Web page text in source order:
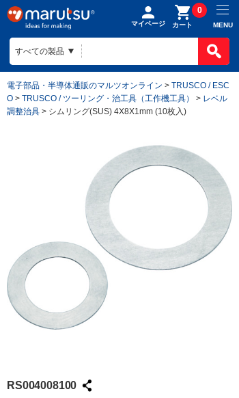
マイページ カート
0
MENU
電子部品・半導体通販のマルツオンライン > TRUSCO / ESC
O > TRUSCO / ツーリング・治工具（工作機工具） > レベル
調整治具 > シムリング(SUS) 4X8X1mm (10枚入)
RS004008100